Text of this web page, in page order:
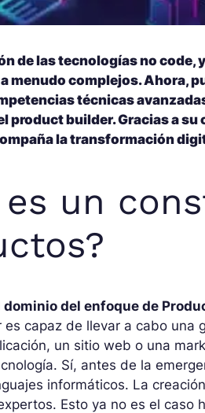
de las tecnologías no code,
menudo complejos. Ahora,
técnicas
product builder. Gracias a
la transformación
es un
dominio del enfoque de
capaz de llevar a cabo una
un sitio web o una
Sí, antes de la
informáticos. La
Esto ya no es el caso